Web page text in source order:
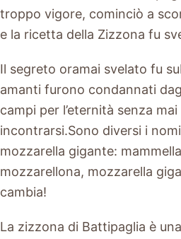
troppo vigore, cominciò a
e la ricetta della Zizzona fu
Il segreto oramai svelato fu
amanti furono condannati
campi per l’eternità senza
incontrarsi.Sono diversi i
mozzarella gigante:
mozzarellona, mozzarella
cambia!
La zizzona di Battipaglia è